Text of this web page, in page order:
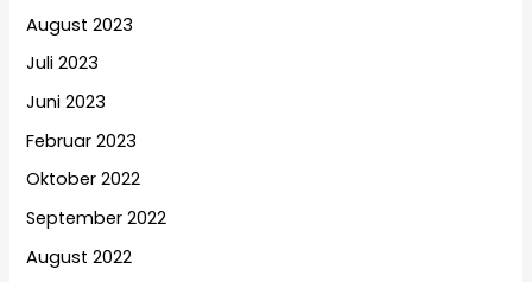
August 2023
Juli 2023
Juni 2023
Februar 2023
Oktober 2022
September 2022
August 2022